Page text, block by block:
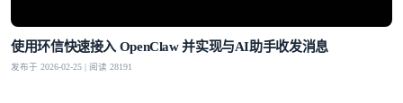
使用环信快速接入 OpenClaw 并实现与AI助手收发消息
发布于 2026-02-25 | 阅读 28191